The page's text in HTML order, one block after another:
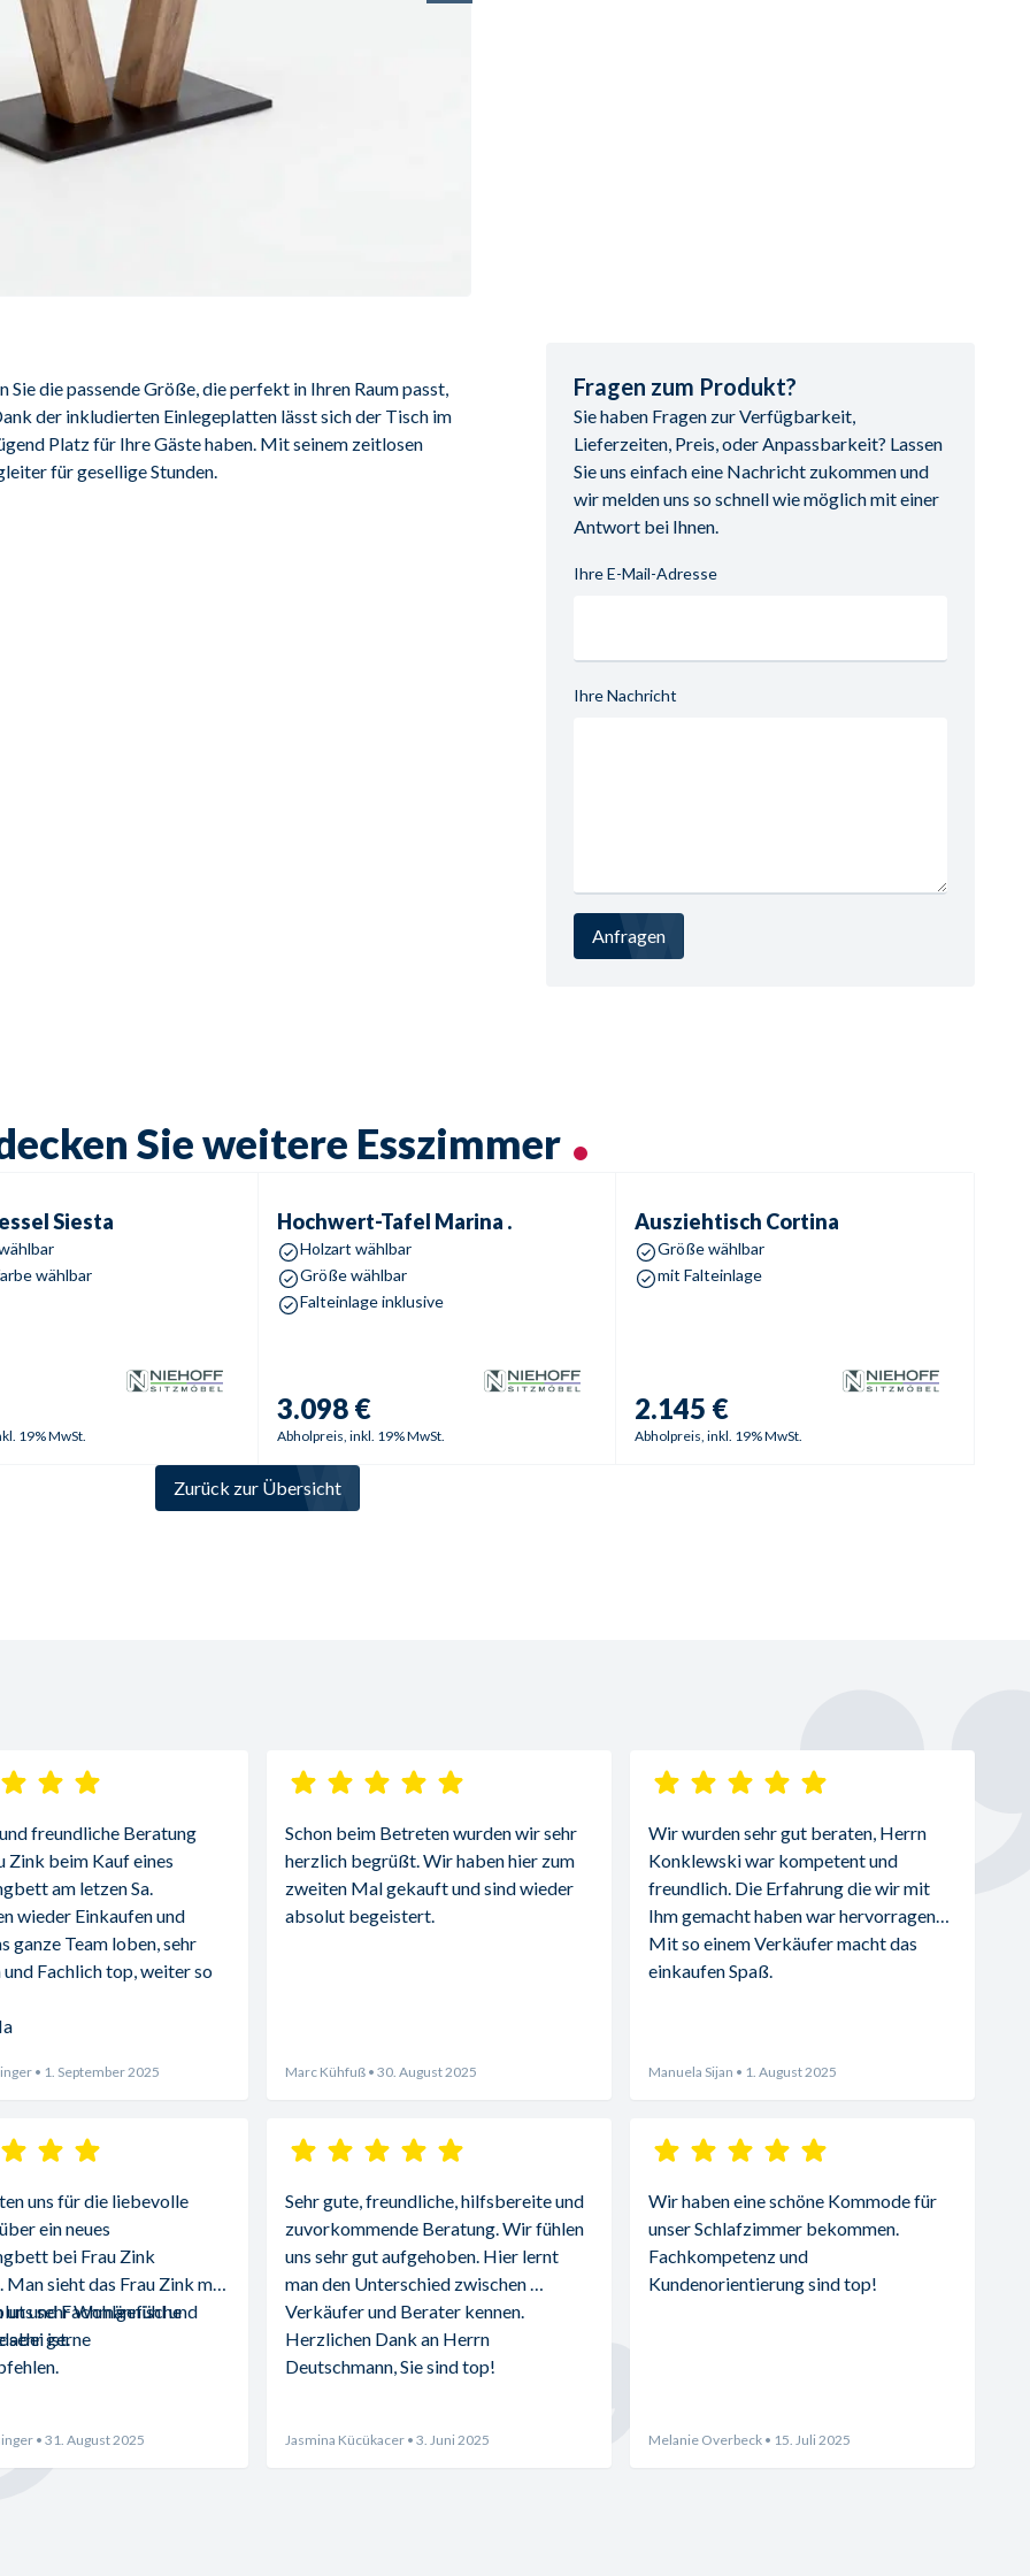
die passende Größe, die perfekt in Ihren Raum passt,
der inkludierten Einlegeplatten lässt sich der Tisch im
Platz für Ihre Gäste haben. Mit seinem zeitlosen
für gesellige Stunden.
Mittelauszug, zwei innenliegende Einlegeplatten à 40
Fragen zum Produkt?
Sie haben Fragen zur Verfügbarkeit,
Lieferzeiten, Preis, oder Anpassbarkeit? Lassen
Sie uns einfach eine Nachricht zukommen und
wir melden uns so schnell wie möglich mit einer
Antwort bei Ihnen.
Ihre E-Mail-Adresse
Ihre Nachricht
Anfragen
Sie weitere Esszimmer
Siesta
wählbar
19% MwSt.
Hochwert-Tafel Marina .
Holzart wählbar
Größe wählbar
Falteinlage inklusive
3.098 €
Abholpreis, inkl. 19% MwSt.
Ausziehtisch Cortina
Größe wählbar
mit Falteinlage
2.145 €
Abholpreis, inkl. 19% MwSt.
Zurück zur Übersicht
freundliche Beratung
Zink beim Kauf eines
am letzen Sa.
wieder Einkaufen und
ganze Team loben, sehr
Fachlich top, weiter so
• 1. September 2025
uns für die liebevolle
ein neues
bei Frau Zink
Man sieht das Frau Zink mit
und Fachmännische
ist.
uns sehr Wohlgefühl und
sehr gerne
• 31. August 2025
Schon beim Betreten wurden wir sehr
herzlich begrüßt. Wir haben hier zum
zweiten Mal gekauft und sind wieder
absolut begeistert.
Marc Kühfuß • 30. August 2025
Sehr gute, freundliche, hilfsbereite und
zuvorkommende Beratung. Wir fühlen
uns sehr gut aufgehoben. Hier lernt
man den Unterschied zwischen
Verkäufer und Berater kennen.
Herzlichen Dank an Herrn
Deutschmann, Sie sind top!
Jasmina Kücükacer • 3. Juni 2025
Wir wurden sehr gut beraten, Herrn
Konklewski war kompetent und
freundlich. Die Erfahrung die wir mit
Ihm gemacht haben war hervorragend.
Mit so einem Verkäufer macht das
einkaufen Spaß.
Manuela Sijan • 1. August 2025
Wir haben eine schöne Kommode für
unser Schlafzimmer bekommen.
Fachkompetenz und
Kundenorientierung sind top!
Melanie Overbeck • 15. Juli 2025